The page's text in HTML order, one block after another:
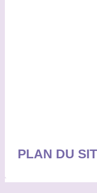
PLAN DU